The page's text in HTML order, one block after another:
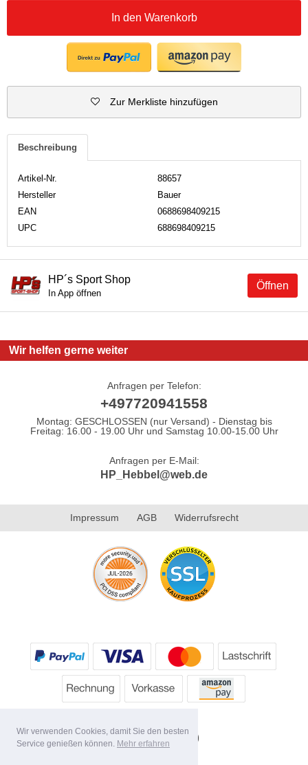
Wir verwenden Cookies, damit Sie den besten
Service genießen können. Mehr erfahren
In den Warenkorb
Zur Merkliste hinzufügen
Beschreibung
Artikel-Nr.
88657
Hersteller
Bauer
EAN
0688698409215
UPC
688698409215
Öffnen
HP´s Sport Shop
In App öffnen
Wir helfen gerne weiter
Anfragen per Telefon:
+497720941558
Montag: GESCHLOSSEN (nur Versand) - Dienstag bis
Freitag: 16.00 - 19.00 Uhr und Samstag 10.00-15.00 Uhr
Anfragen per E-Mail:
HP_Hebbel@web.de
Impressum AGB Widerrufsrecht